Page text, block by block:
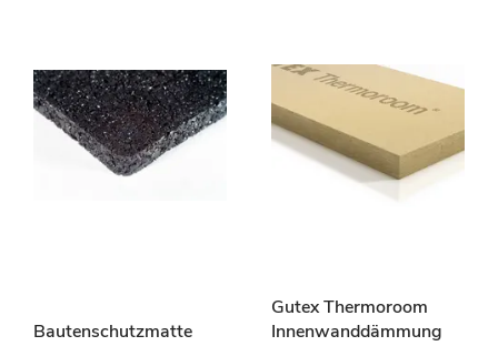
Bautenschutzmatte
Gutex Thermoroom
Innenwanddämmung